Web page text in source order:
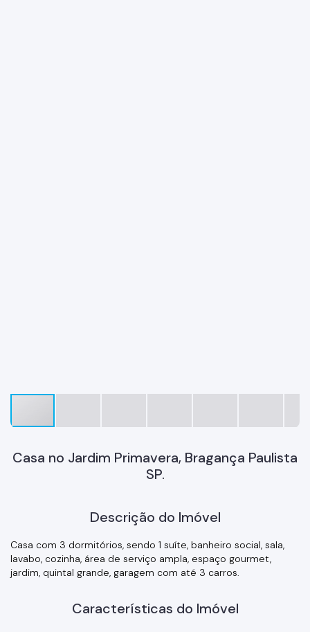
Casa no Jardim Primavera, Bragança Paulista
SP.
Descrição do Imóvel
Casa com 3 dormitórios, sendo 1 suíte, banheiro social, sala,
lavabo, cozinha, área de serviço ampla, espaço gourmet,
jardim, quintal grande, garagem com até 3 carros.
Características do Imóvel